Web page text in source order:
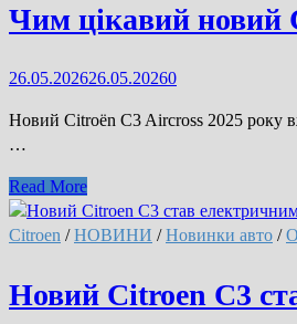
Чим цікавий новий
26.05.202626.05.20260
Новий Citroën C3 Aircross 2025 року
…
Чим
цікавий
новий
C3
Aircross
Read More
Citroen /НОВИНИ /Новинки авто /
Новий Citroen C3